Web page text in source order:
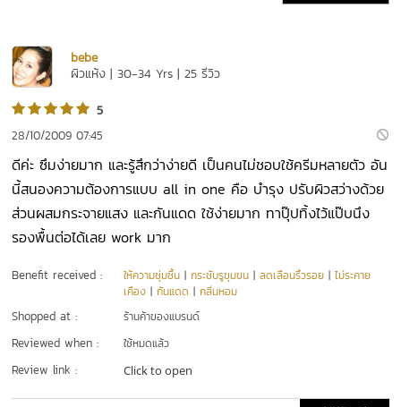
bebe
ผิวแห้ง | 30-34 Yrs | 25 รีวิว
5
28/10/2009 07:45
ดีค่ะ ซึมง่ายมาก และรู้สึกว่าง่ายดี เป็นคนไม่ชอบใช้ครีมหลายตัว อัน
นี้สนองความต้องการแบบ all in one คือ บำรุง ปรับผิวสว่างด้วย
ส่วนผสมกระจายแสง และกันแดด ใช้ง่ายมาก ทาปุ๊ปทิ้งไว้แป๊บนึง
รองพื้นต่อได้เลย work มาก
Benefit received : ให้ความชุ่มชื้น |กระชับรูขุมขน |ลดเลือนริ้วรอย |ไม่ระคาย
เคือง |กันแดด |กลิ่นหอม
Shopped at : ร้านค้าของแบรนด์
Reviewed when : ใช้หมดแล้ว
Review link : Click to open